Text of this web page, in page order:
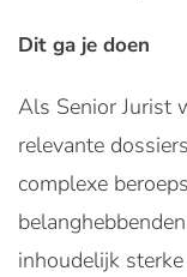
Dit ga je doen
Als Senior Jurist
relevante
complexe
inhoudelijk